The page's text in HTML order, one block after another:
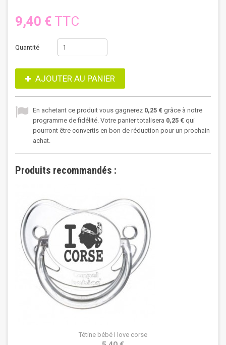
9,40 € TTC
Quantité
AJOUTER AU PANIER
En achetant ce produit vous gagnerez 0,25 € grâce à notre
programme de fidélité. Votre panier totalisera 0,25 € qui
pourront être convertis en bon de réduction pour un prochain
achat.
Produits recommandés :
Tétine bébé I love corse